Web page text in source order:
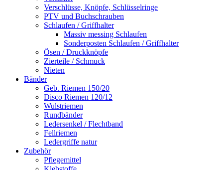
Verschlüsse, Knöpfe, Schlüsselringe
PTV und Buchschrauben
Schlaufen / Griffhalter
Massiv messing Schlaufen
Sonderposten Schlaufen / Griffhalter
Ösen / Druckknöpfe
Zierteile / Schmuck
Nieten
Bänder
Geb. Riemen 150/20
Disco Riemen 120/12
Wulstriemen
Rundbänder
Ledersenkel / Flechtband
Fellriemen
Ledergriffe natur
Zubehör
Pflegemittel